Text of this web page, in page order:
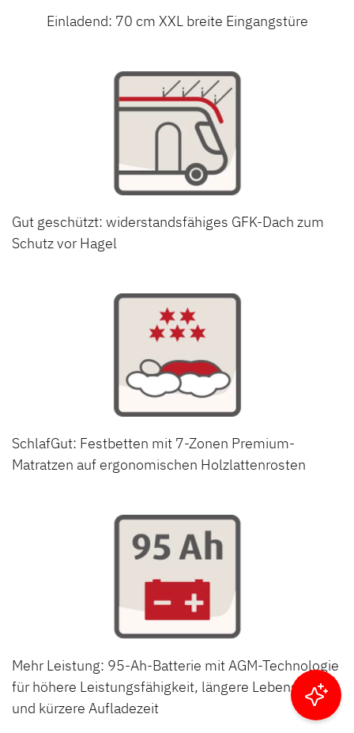
Einladend: 70 cm XXL breite Eingangstüre
Gut geschützt: widerstandsfähiges GFK-Dach zum
Schutz vor Hagel
SchlafGut: Festbetten mit 7-Zonen Premium-
Matratzen auf ergonomischen Holzlattenrosten
Mehr Leistung: 95-Ah-Batterie mit AGM-Technologie
für höhere Leistungsfähigkeit, längere Lebensdauer
und kürzere Aufladezeit
Ergebnisse filtern